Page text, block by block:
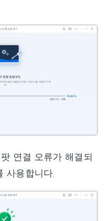
연결 오류가 해결되
사용합니다.